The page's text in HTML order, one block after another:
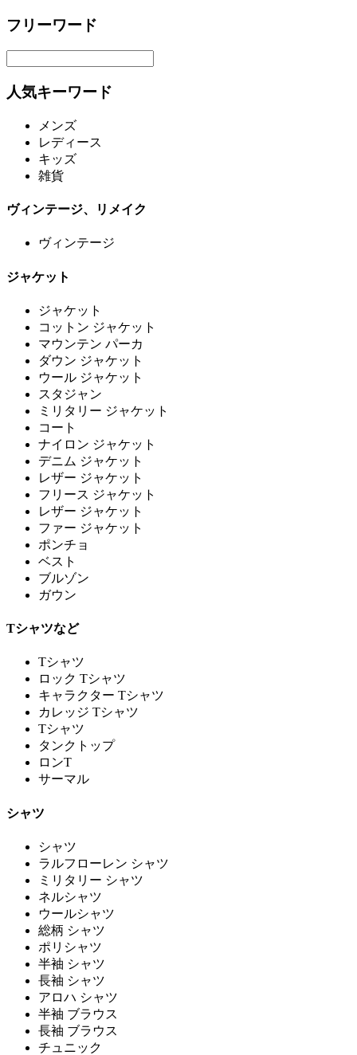
フリーワード
人気キーワード
メンズ
レディース
キッズ
雑貨
ヴィンテージ、リメイク
ヴィンテージ
ジャケット
ジャケット
コットン ジャケット
マウンテン パーカ
ダウン ジャケット
ウール ジャケット
スタジャン
ミリタリー ジャケット
コート
ナイロン ジャケット
デニム ジャケット
レザー ジャケット
フリース ジャケット
レザー ジャケット
ファー ジャケット
ポンチョ
ベスト
ブルゾン
ガウン
Tシャツなど
Tシャツ
ロック Tシャツ
キャラクター Tシャツ
カレッジ Tシャツ
Tシャツ
タンクトップ
ロンT
サーマル
シャツ
シャツ
ラルフローレン シャツ
ミリタリー シャツ
ネルシャツ
ウールシャツ
総柄 シャツ
ポリシャツ
半袖 シャツ
長袖 シャツ
アロハ シャツ
半袖 ブラウス
長袖 ブラウス
チュニック